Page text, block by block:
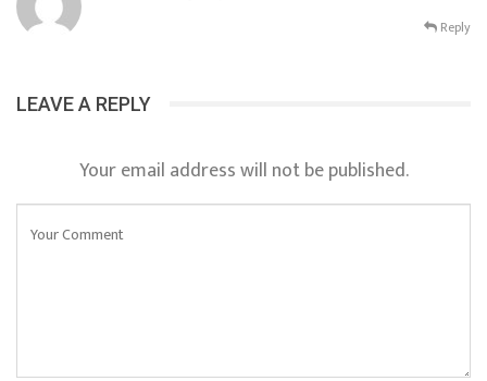
Reply
LEAVE A REPLY
Your email address will not be published.